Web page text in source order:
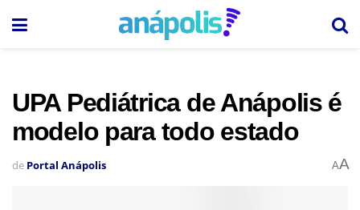
UPA Pediátrica de Anápolis é
modelo para todo estado
de Portal Anápolis AA